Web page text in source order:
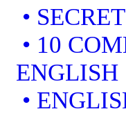
•
• 10
ENGLISH
•